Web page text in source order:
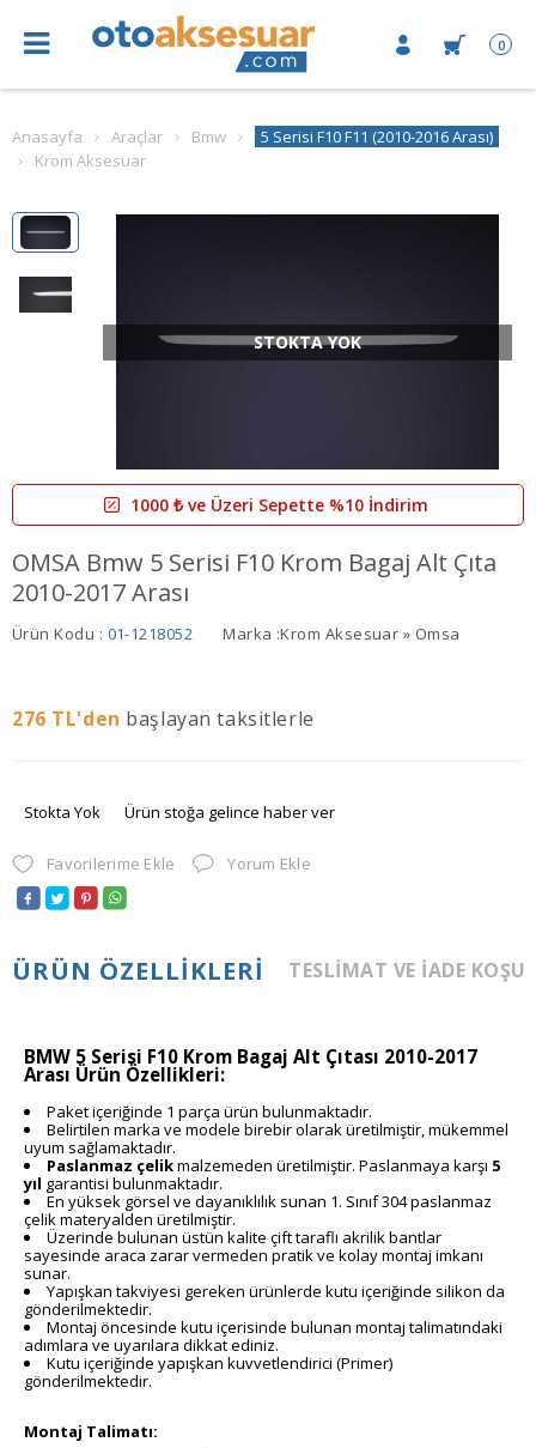
0
Anasayfa Araçlar Bmw
5 Serisi F10 F11 (2010-2016 Arası)
Krom Aksesuar
STOKTA YOK
1000 ₺ ve Üzeri Sepette %10 İndirim
OMSA Bmw 5 Serisi F10 Krom Bagaj Alt Çıta
2010-2017 Arası
Ürün Kodu : 01-1218052 Marka :Krom Aksesuar » Omsa
276 TL'den başlayan taksitlerle
Stokta Yok Ürün stoğa gelince haber ver
Favorilerime Ekle Yorum Ekle
ÜRÜN ÖZELLIKLERI TESLIMAT VE İADE
BMW 5 Serisi F10 Krom Bagaj Alt Çıtası 2010-2017
Arası Ürün Özellikleri:
Paket içeriğinde 1 parça ürün bulunmaktadır.
Belirtilen marka ve modele birebir olarak üretilmiştir, mükemmel
uyum sağlamaktadır.
Paslanmaz çelikmalzemeden üretilmiştir. Paslanmaya karşı 5
yıl garantisi bulunmaktadır.
En yüksek görsel ve dayanıklılık sunan 1. Sınıf 304 paslanmaz
çelik materyalden üretilmiştir.
Üzerinde bulunan üstün kalite çift taraflı akrilik bantlar
sayesinde araca zarar vermeden pratik ve kolay montaj imkanı
sunar.
Yapışkan takviyesi gereken ürünlerde kutu içeriğinde silikon da
gönderilmektedir.
Montaj öncesinde kutu içerisinde bulunan montaj talimatındaki
adımlara ve uyarılara dikkat ediniz.
Kutu içeriğinde yapışkan kuvvetlendirici (Primer)
gönderilmektedir.
Montaj Talimatı: